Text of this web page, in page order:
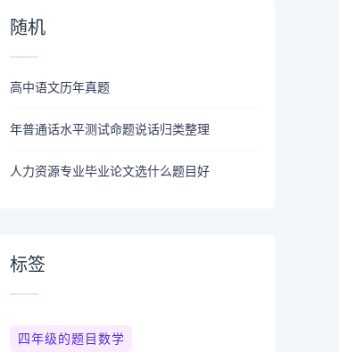
随机
高中语文历年真题
年普通话水平测试命题说话归类整理
人力资源专业毕业论文选什么题目好
标签
四年级的题目数学